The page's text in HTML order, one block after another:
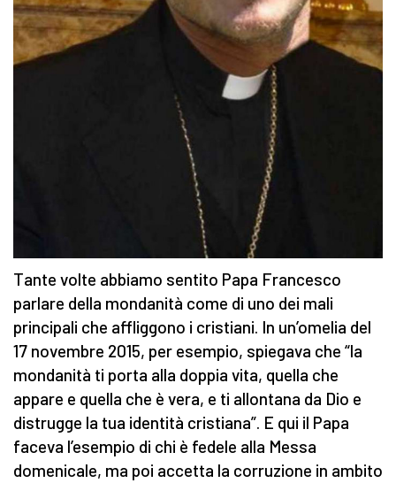
Tante volte abbiamo sentito Papa Francesco
parlare della mondanità come di uno dei mali
principali che affliggono i cristiani. In un’omelia del
17 novembre 2015, per esempio, spiegava che “la
mondanità ti porta alla doppia vita, quella che
appare e quella che è vera, e ti allontana da Dio e
distrugge la tua identità cristiana”. E qui il Papa
faceva l’esempio di chi è fedele alla Messa
domenicale, ma poi accetta la corruzione in ambito